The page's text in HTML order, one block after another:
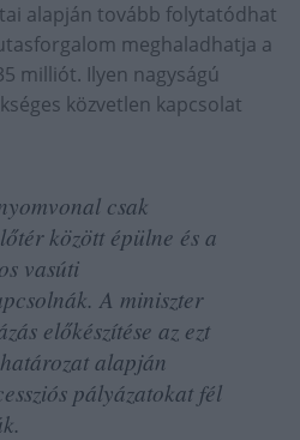
alapján tovább folytatódhat
meghaladhatja a
milliót. Ilyen nagyságú
közvetlen kapcsolat
csak
között épülne és a
vasúti
A miniszter
előkészítése az ezt
alapján
pályázatokat fél